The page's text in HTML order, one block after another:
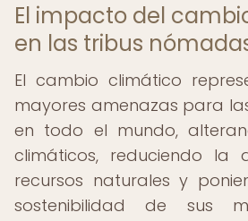
El impacto del
en las tribus
El cambio climático
mayores amenazas para
en todo el mundo,
climáticos, reduciendo la
recursos naturales y
sostenibilidad de sus